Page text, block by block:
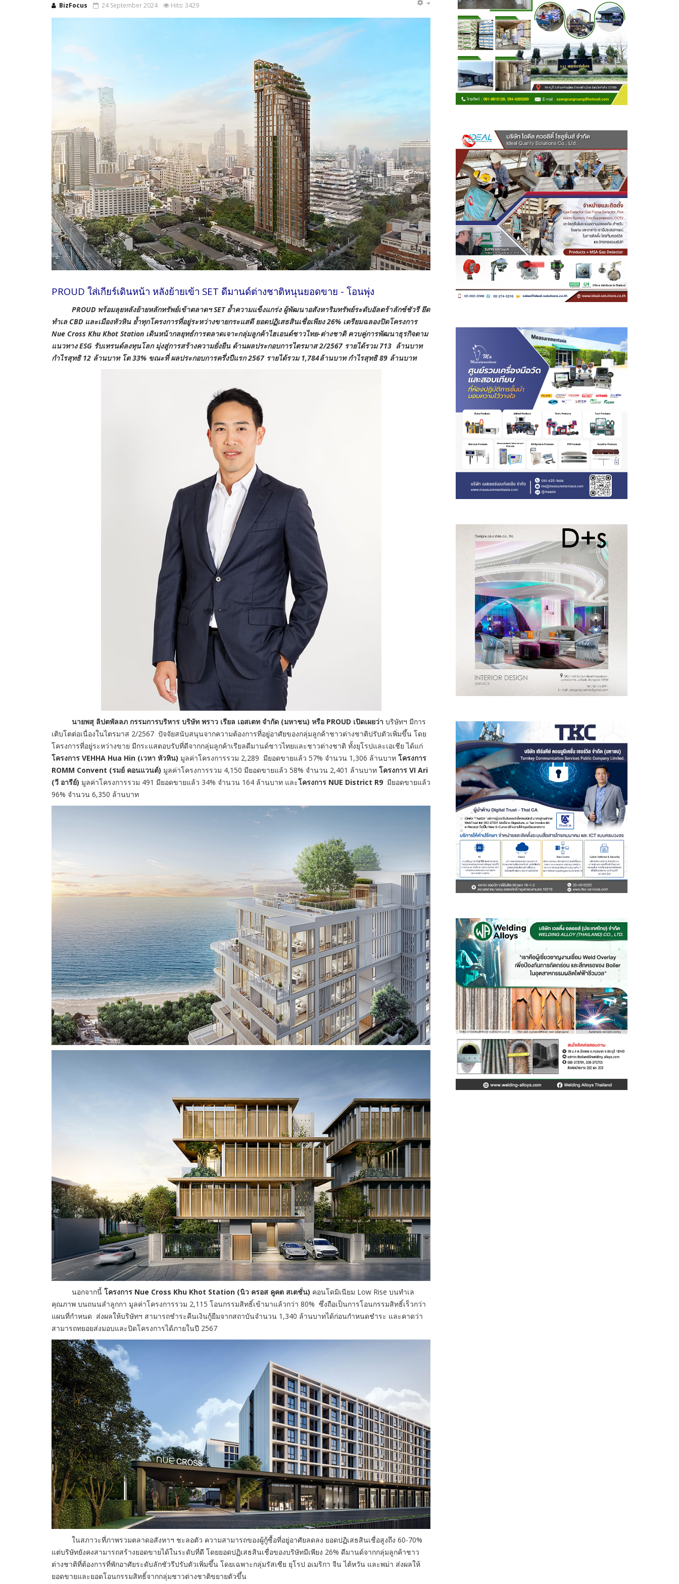
BizFocus 24 September 2024 Hits: 3429
PROUD ใส่เกียร์เดินหน้า หลังย้ายเข้า SET ดีมานด์ต่างชาติหนุนยอดขาย - โอนพุ่ง
PROUD พร้อมลุยหลังย้ายหลักทรัพย์เข้าตลาดฯ SET ย้ำความแข็งแกร่ง ผู้พัฒนาอสังหาริมทรัพย์ระดับอัลตร้าลักซ์ชัวรี ยึด
ทำเล CBD และเมืองหัวหิน ย้ำทุกโครงการที่อยู่ระหว่างขายกระแสดี ยอดปฏิเสธสินเชื่อเพียง 26% เตรียมฉลองปิดโครงการ
Nue Cross Khu Khot Station เดินหน้ากลยุทธ์การตลาดเจาะกลุ่มลูกค้าไฮเอนด์ชาวไทย-ต่างชาติ ควบคู่การพัฒนาธุรกิจตาม
แนวทาง ESG รับเทรนด์ลงทุนโลก มุ่งสู่การสร้างความยั่งยืน ด้านผลประกอบการไตรมาส 2/2567 รายได้รวม 713 ล้านบาท
กำไรสุทธิ 12 ล้านบาท โต 33% ขณะที่ ผลประกอบการครึ่งปีแรก 2567 รายได้รวม 1,784ล้านบาท กำไรสุทธิ 89 ล้านบาท
นายพสุ ลิปตพัลลภ กรรมการบริหาร บริษัท พราว เรียล เอสเตท จำกัด (มหาชน) หรือ PROUD เปิดเผยว่า บริษัทฯ มีการ
เติบโตต่อเนื่องในไตรมาส 2/2567 ปัจจัยสนับสนุนจากความต้องการที่อยู่อาศัยของกลุ่มลูกค้าชาวต่างชาติปรับตัวเพิ่มขึ้น โดย
โครงการที่อยู่ระหว่างขาย มีกระแสตอบรับที่ดีจากกลุ่มลูกค้าเรียลดีมานด์ชาวไทยและชาวต่างชาติ ทั้งยุโรปและเอเชีย ได้แก่
โครงการ VEHHA Hua Hin (เวหา หัวหิน) มูลค่าโครงการรวม 2,289 มียอดขายแล้ว 57% จำนวน 1,306 ล้านบาท โครงการ
ROMM Convent (รมย์ คอนแวนต์) มูลค่าโครงการรวม 4,150 มียอดขายแล้ว 58% จำนวน 2,401 ล้านบาท โครงการ VI Ari
(วี อารีย์) มูลค่าโครงการรวม 491 มียอดขายแล้ว 34% จำนวน 164 ล้านบาท และโครงการ NUE District R9 มียอดขายแล้ว
96% จำนวน 6,350 ล้านบาท
นอกจากนี้ โครงการ Nue Cross Khu Khot Station (นิว ครอส คูคต สเตชั่น) คอนโดมิเนียม Low Rise บนทำเล
คุณภาพ บนถนนลำลูกกา มูลค่าโครงการรวม 2,115 โอนกรรมสิทธิ์เข้ามาแล้วกว่า 80% ซึ่งถือเป็นการโอนกรรมสิทธิ์เร็วกว่า
แผนที่กำหนด ส่งผลให้บริษัทฯ สามารถชำระคืนเงินกู้ยืมจากสถาบันจำนวน 1,340 ล้านบาทได้ก่อนกำหนดชำระ และคาดว่า
สามารถทยอยส่งมอบและปิดโครงการได้ภายในปี 2567
ในสภาวะที่ภาพรวมตลาดอสังหาฯ ชะลอตัว ความสามารถของผู้กู้ซื้อที่อยู่อาศัยลดลง ยอดปฏิเสธสินเชื่อสูงถึง 60-70%
แต่บริษัทยังคงสามารถสร้างยอดขายได้ในระดับที่ดี โดยยอดปฏิเสธสินเชื่อของบริษัทมีเพียง 26% ดีมานด์จากกลุ่มลูกค้าชาว
ต่างชาติที่ต้องการที่พักอาศัยระดับลักชัวรีปรับตัวเพิ่มขึ้น โดยเฉพาะกลุ่มรัสเซีย ยุโรป อเมริกา จีน ไต้หวัน และพม่า ส่งผลให้
ยอดขายและยอดโอนกรรมสิทธิ์จากกลุ่มชาวต่างชาติขยายตัวขึ้น